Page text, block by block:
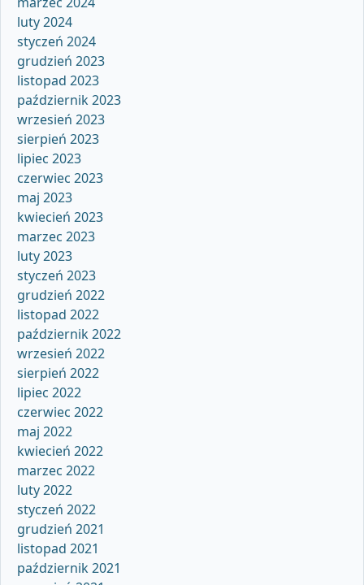
luty 2024
styczeń 2024
grudzień 2023
listopad 2023
październik 2023
wrzesień 2023
sierpień 2023
lipiec 2023
czerwiec 2023
maj 2023
kwiecień 2023
marzec 2023
luty 2023
styczeń 2023
grudzień 2022
listopad 2022
październik 2022
wrzesień 2022
sierpień 2022
lipiec 2022
czerwiec 2022
maj 2022
kwiecień 2022
marzec 2022
luty 2022
styczeń 2022
grudzień 2021
listopad 2021
październik 2021